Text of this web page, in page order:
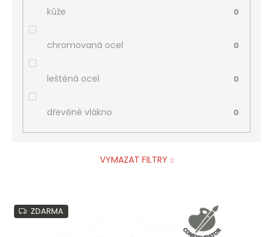
kůže 0
chromovaná ocel 0
leštěná ocel 0
dřevěné vlákno 0
VYMAZAT FILTRY
V
ý ZDARMA